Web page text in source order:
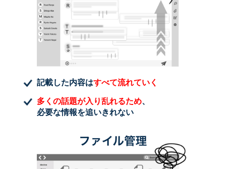
記載した内容はすべて流れていく
多くの話題が入り乱れるため、
必要な情報を追いきれない